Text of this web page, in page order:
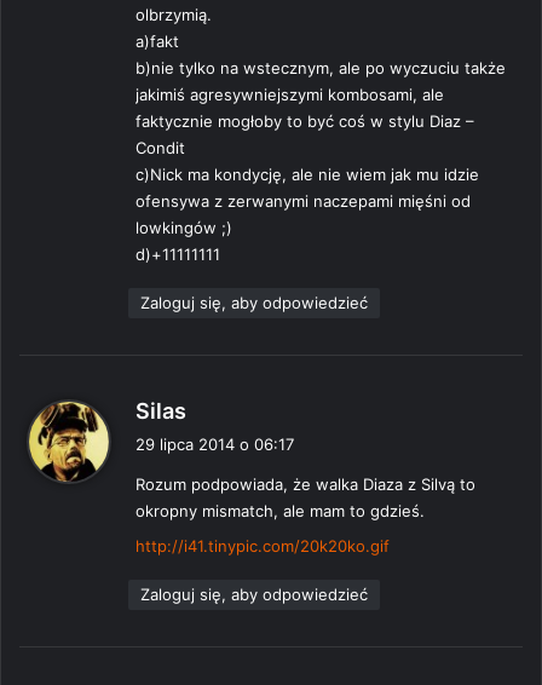
olbrzymią.
a)fakt
b)nie tylko na wstecznym, ale po wyczuciu także
jakimiś agresywniejszymi kombosami, ale
faktycznie mogłoby to być coś w stylu Diaz –
Condit
c)Nick ma kondycję, ale nie wiem jak mu idzie
ofensywa z zerwanymi naczepami mięśni od
lowkingów ;)
d)+11111111
Zaloguj się, aby odpowiedzieć
Silas
z
e
:
29 lipca 2014 o 06:17
Rozum podpowiada, że walka Diaza z Silvą to
okropny mismatch, ale mam to gdzieś.
http://i41.tinypic.com/20k20ko.gif
Zaloguj się, aby odpowiedzieć